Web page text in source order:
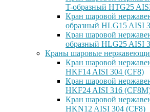
T-образный HTG25
Кран шаровой
образный HLG15 AISI
Кран шаровой
образный HLG25 AISI
Краны шаровые
Кран шаровой
HKF14 AISI 304 (CF8)
Кран шаровой
HKF24 AISI 316
Кран шаровой
HKN12 AISI 304 (CF8)